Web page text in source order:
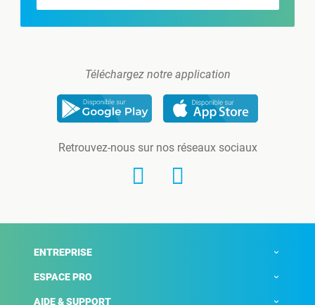
Téléchargez notre application
Retrouvez-nous sur nos réseaux sociaux
ENTREPRISE
ESPACE PRO
AIDE & SUPPORT